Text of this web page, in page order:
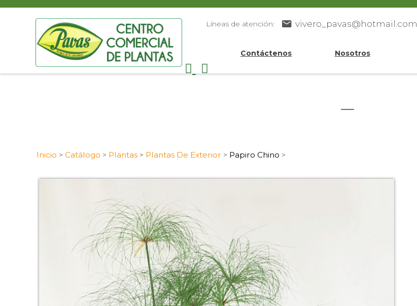
Líneas de atención: vivero_pavas@hotmail.com
Contáctenos Nosotros
Inicio > Catálogo > Plantas > Plantas De Exterior > Papiro Chino >